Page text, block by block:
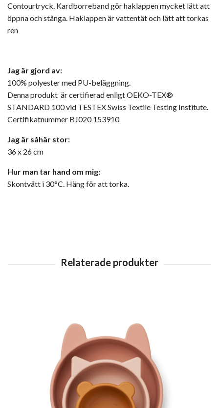
Contourtryck. Kardborreband gör haklappen mycket lätt att
öppna och stänga. Haklappen är vattentät och lätt att torkas
ren
Jag är gjord av:
100% polyester med PU-beläggning.
Denna produkt är certifierad enligtOEKO-TEX®
STANDARD 100 vid TESTEX Swiss Textile Testing Institute.
Certifikatnummer BJ020 153910
Jag är såhär stor:
36 x 26 cm
Hur man tar hand om mig:
Skontvätt i 30°C. Häng för att torka.